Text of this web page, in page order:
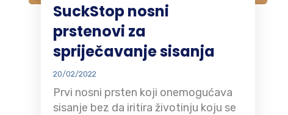
SuckStop nosni
prstenovi za
spriječavanje sisanja
20/02/2022
Prvi nosni prsten koji onemogućava
sisanje bez da iritira životinju koju se